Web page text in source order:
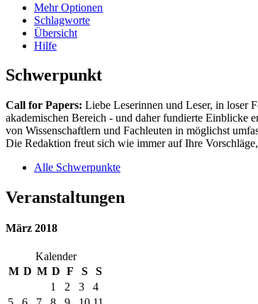
Mehr Optionen
Schlagworte
Übersicht
Hilfe
Schwerpunkt
Call for Papers: Liebe Leserinnen und Leser, in loser
akademischen Bereich - und daher fundierte Einblicke
von Wissenschaftlern und Fachleuten in möglichst
Die Redaktion freut sich wie immer auf Ihre
Alle Schwerpunkte
Veranstaltungen
März 2018
Kalender
M D M D F S
S
1
2 3
4